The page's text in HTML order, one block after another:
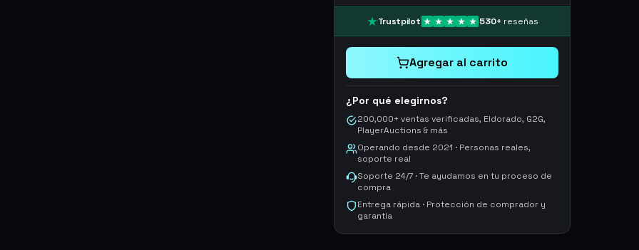
Trustpilot 530+ reseñas
Agregar al carrito
¿Por qué elegirnos?
200,000+ ventas verificadas, Eldorado, G2G,
PlayerAuctions & más
Operando desde 2021 · Personas reales,
soporte real
Soporte 24/7 · Te ayudamos en tu proceso de
compra
Entrega rápida · Protección de comprador y
garantía